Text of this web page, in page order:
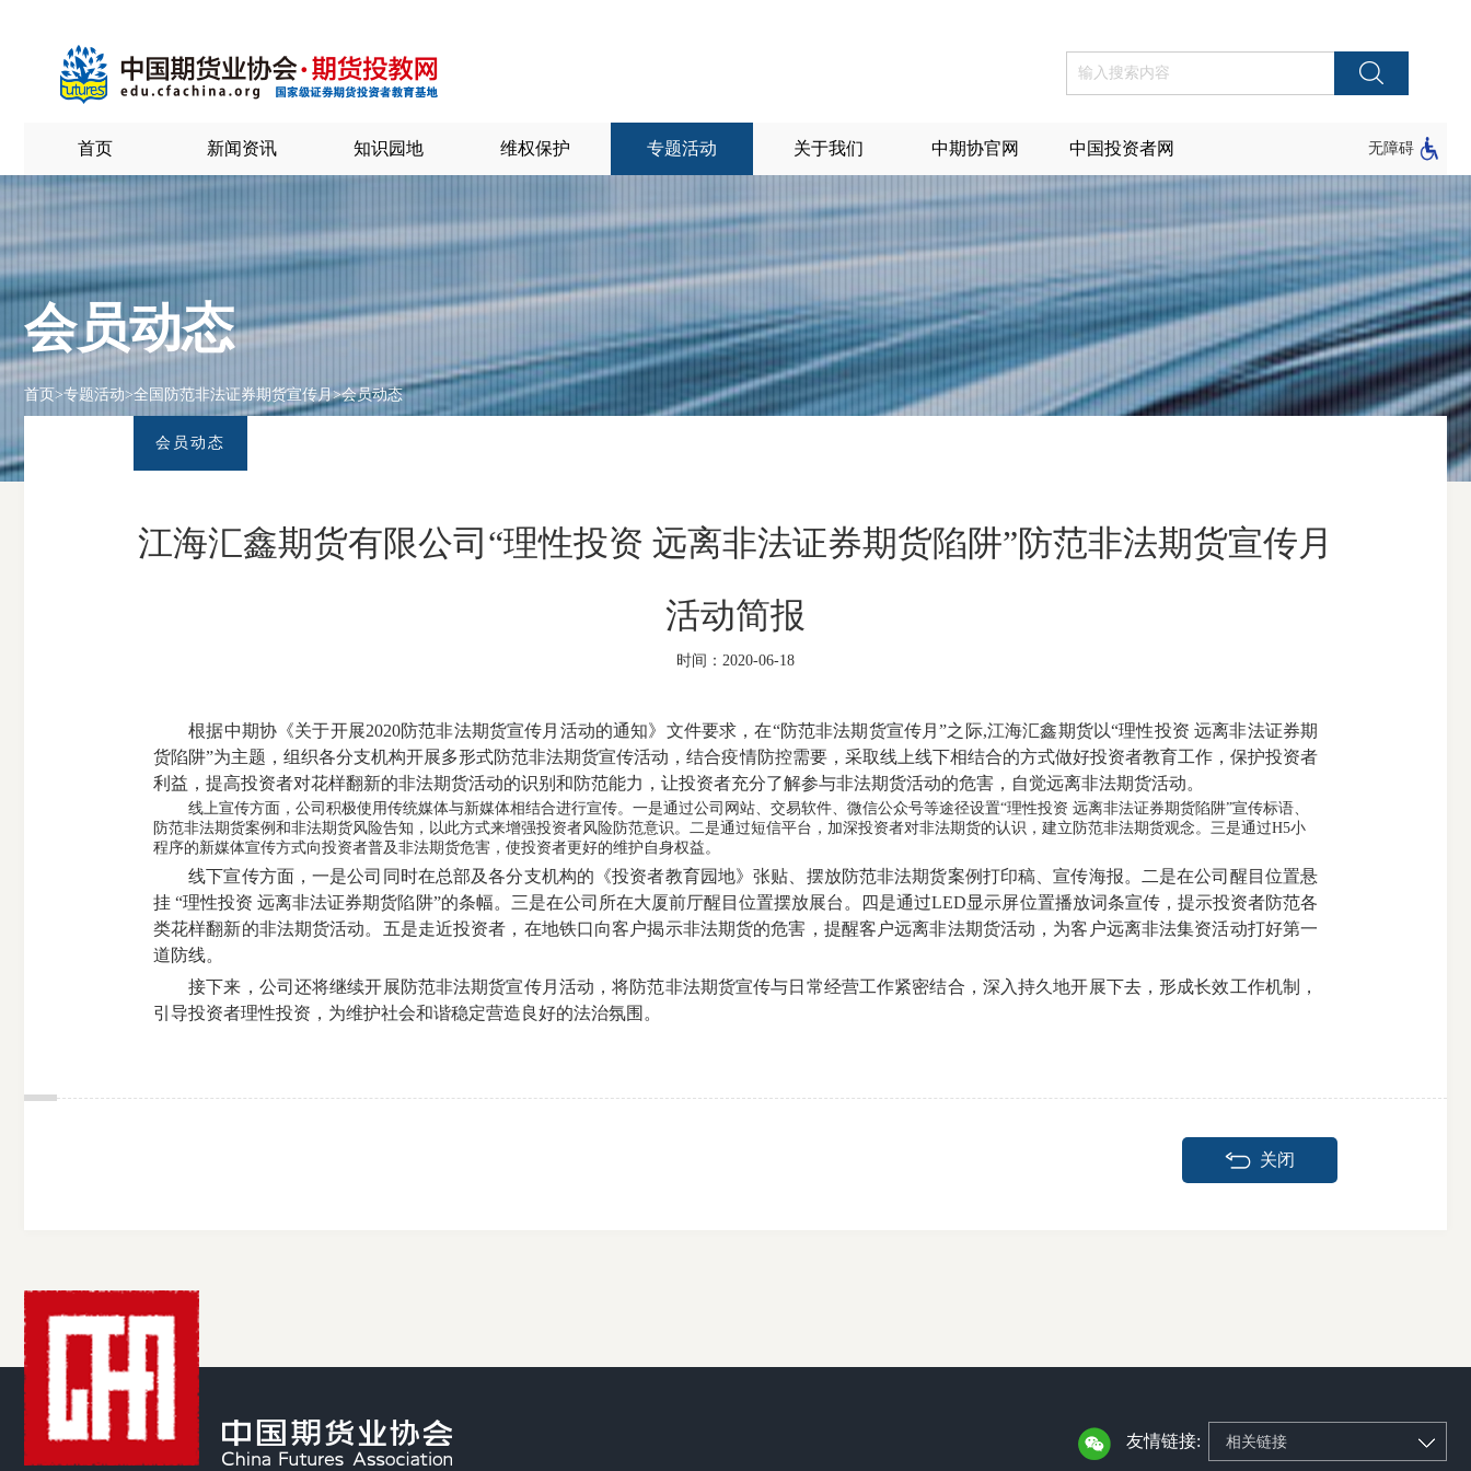
首页 新闻资讯 知识园地 维权保护 专题活动 关于我们 中期协官网 中国投资者网 无障碍
会员动态
首页>专题活动>全国防范非法证券期货宣传月>会员动态
会员动态
江海汇鑫期货有限公司“理性投资 远离非法证券期货陷阱”防范非法期货宣传月
活动简报
时间：2020-06-18
根据中期协《关于开展2020防范非法期货宣传月活动的通知》文件要求，在“防范非法期货宣传月”之际,江海汇鑫期货以“理性投资 远离非法证券期
货陷阱”为主题，组织各分支机构开展多形式防范非法期货宣传活动，结合疫情防控需要，采取线上线下相结合的方式做好投资者教育工作，保护投资者
利益，提高投资者对花样翻新的非法期货活动的识别和防范能力，让投资者充分了解参与非法期货活动的危害，自觉远离非法期货活动。
线上宣传方面，公司积极使用传统媒体与新媒体相结合进行宣传。一是通过公司网站、交易软件、微信公众号等途径设置“理性投资 远离非法证券期货陷阱”宣传标语、
防范非法期货案例和非法期货风险告知，以此方式来增强投资者风险防范意识。二是通过短信平台，加深投资者对非法期货的认识，建立防范非法期货观念。三是通过H5小
程序的新媒体宣传方式向投资者普及非法期货危害，使投资者更好的维护自身权益。
线下宣传方面，一是公司同时在总部及各分支机构的《投资者教育园地》张贴、摆放防范非法期货案例打印稿、宣传海报。二是在公司醒目位置悬
挂 “理性投资 远离非法证券期货陷阱”的条幅。三是在公司所在大厦前厅醒目位置摆放展台。四是通过LED显示屏位置播放词条宣传，提示投资者防范各
类花样翻新的非法期货活动。五是走近投资者，在地铁口向客户揭示非法期货的危害，提醒客户远离非法期货活动，为客户远离非法集资活动打好第一
道防线。
接下来，公司还将继续开展防范非法期货宣传月活动，将防范非法期货宣传与日常经营工作紧密结合，深入持久地开展下去，形成长效工作机制，
引导投资者理性投资，为维护社会和谐稳定营造良好的法治氛围。
关闭
友情链接: 相关链接